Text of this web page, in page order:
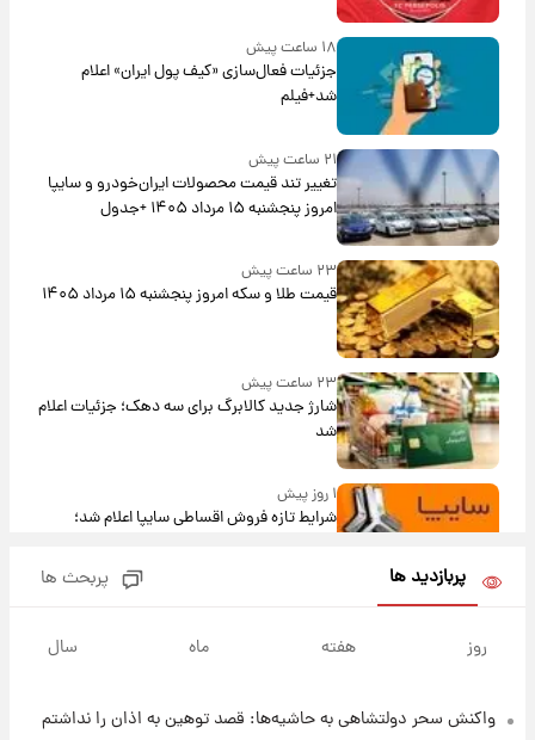
۱۸ ساعت پیش
جزئیات فعال‌سازی «کیف پول ایران» اعلام
شد+فیلم
۲۱ ساعت پیش
تغییر تند قیمت محصولات ایران‌خودرو و سایپا
امروز پنجشنبه ۱۵ مرداد ۱۴۰۵ +جدول
۲۳ ساعت پیش
قیمت طلا و سکه امروز پنجشنبه ۱۵ مرداد ۱۴۰۵
۲۳ ساعت پیش
شارژ جدید کالابرگ برای سه دهک؛ جزئیات اعلام
شد
۱ روز پیش
شرایط تازه فروش اقساطی سایپا اعلام شد؛
قیمت سکه و طلا فردا
۱ روز پیش
پربازدید ها پربحث ها
روز هفته ماه سال
واکنش سحر دولتشاهی به حاشیه‌ها: قصد توهین به اذان را نداشتم